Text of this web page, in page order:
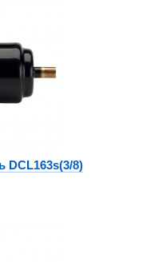
DCL163s(3/8)